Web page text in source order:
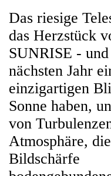
Das riesige
das Herzstück
SUNRISE -
nächsten Jahr
einzigartigen
Sonne haben,
von
Atmosphäre,
Bildschärfe